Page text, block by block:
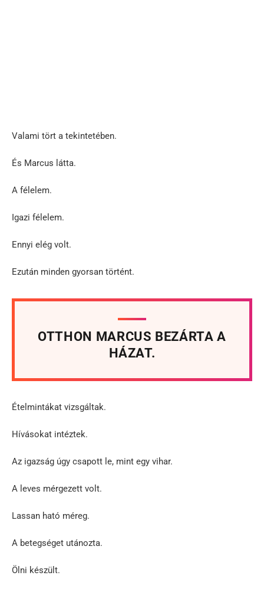
Valami tört a tekintetében.
És Marcus látta.
A félelem.
Igazi félelem.
Ennyi elég volt.
Ezután minden gyorsan történt.
OTTHON MARCUS BEZÁRTA A
HÁZAT.
Ételmintákat vizsgáltak.
Hívásokat intéztek.
Az igazság úgy csapott le, mint egy vihar.
A leves mérgezett volt.
Lassan ható méreg.
A betegséget utánozta.
Ölni készült.